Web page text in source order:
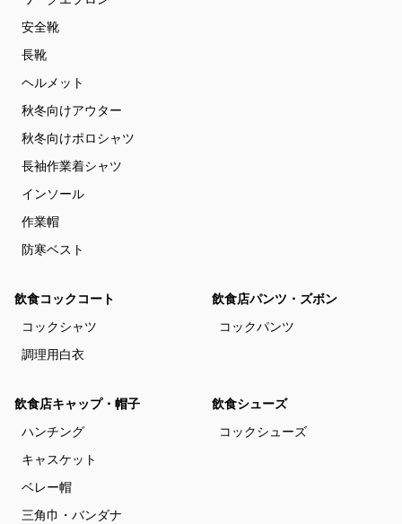
安全靴
長靴
ヘルメット
秋冬向けアウター
秋冬向けポロシャツ
長袖作業着シャツ
インソール
作業帽
防寒ベスト
飲食コックコート
コックシャツ
調理用白衣
飲食店パンツ・ズボン
コックパンツ
飲食店キャップ・帽子
ハンチング
キャスケット
ベレー帽
三角巾・バンダナ
飲食シューズ
コックシューズ